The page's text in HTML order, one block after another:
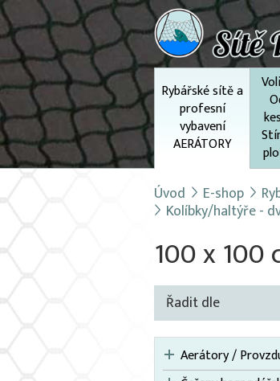
Rybářské sítě a
profesní
vybavení
AERÁTORY
Úvod E-shop
Kolíbky/haltýře -
100 x 100
Řadit dle
Aerátory /